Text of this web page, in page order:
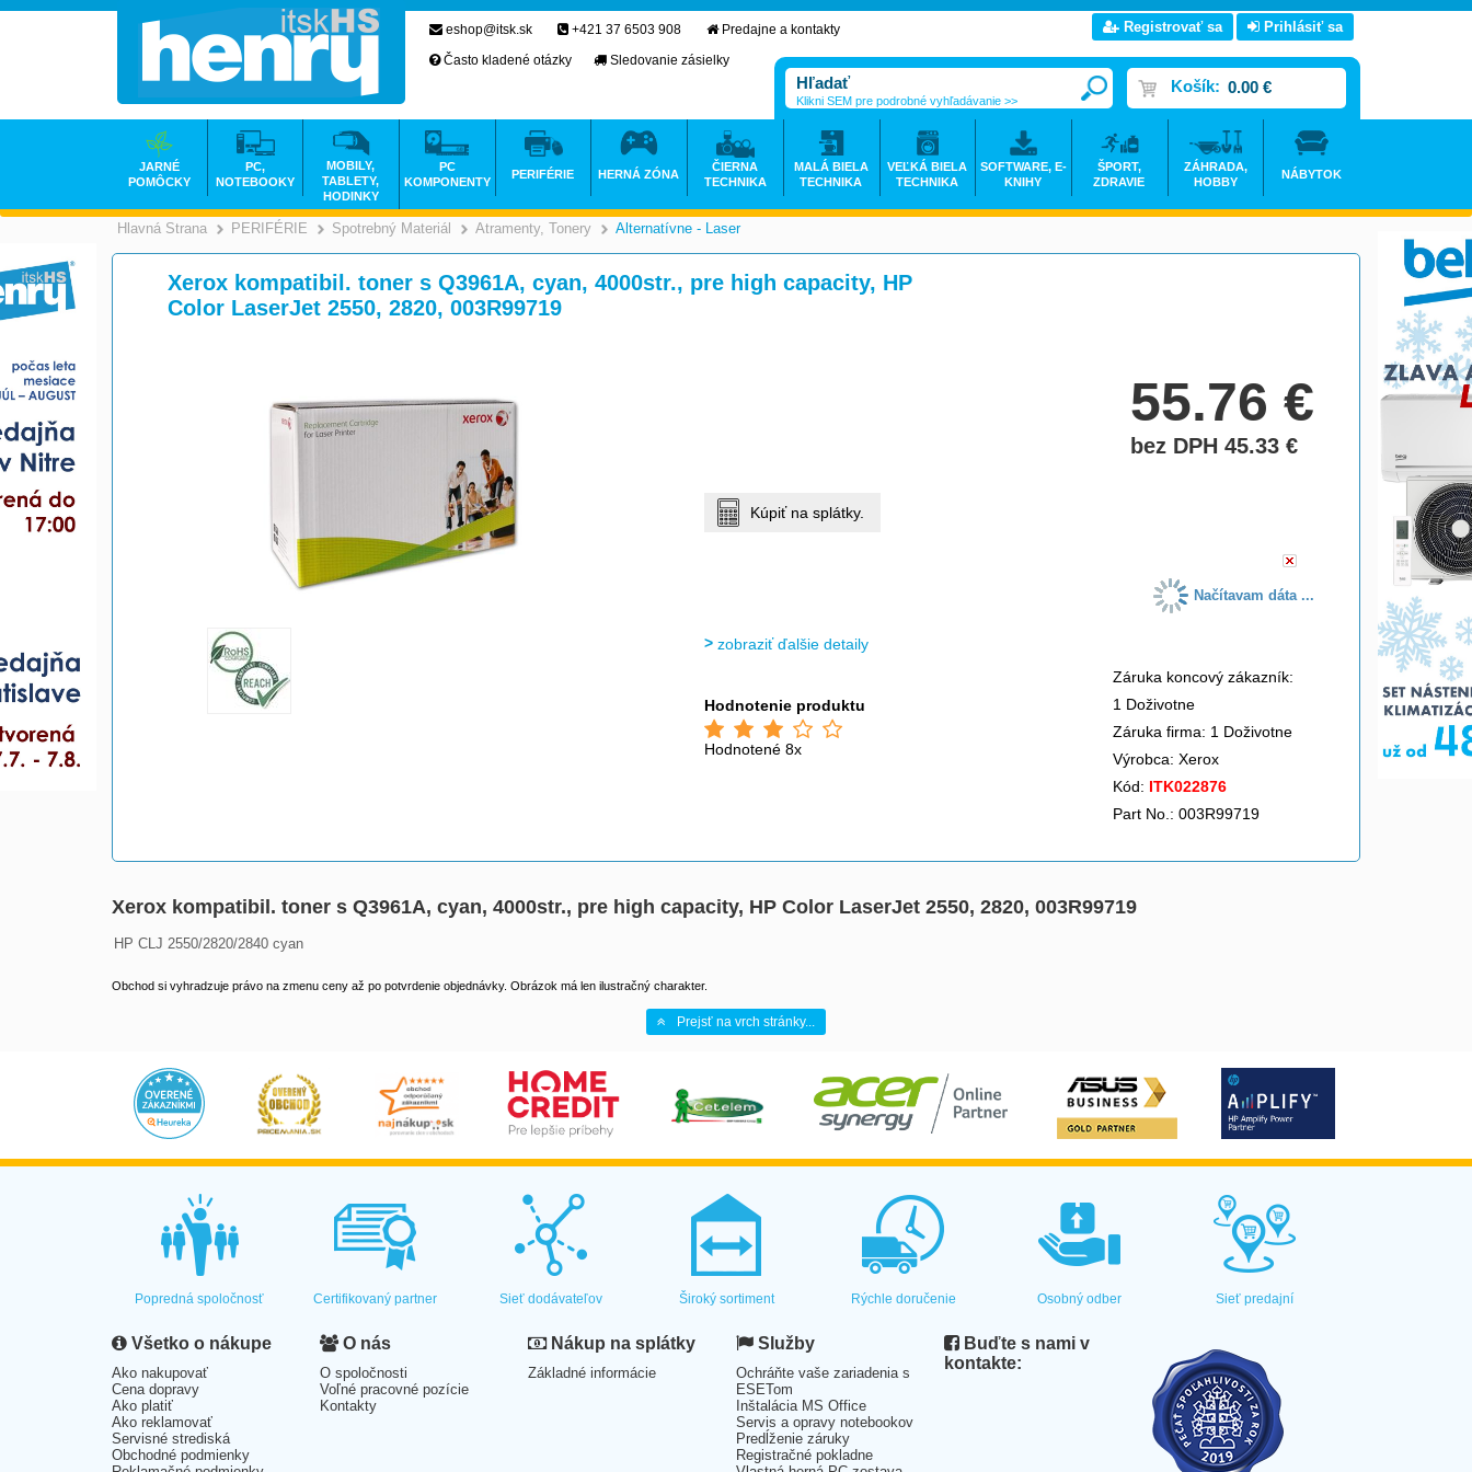
Hlavná Strana >
PERIFÉRIE >
Spotrebný Materiál >
Atramenty, Tonery >
Alternatívne - Laser
Xerox kompatibil. toner s Q3961A, cyan, 4000str., pre high capacity, HP
Color LaserJet 2550, 2820, 003R99719
55.76€
bez DPH 45.33€
Kúpiť na splátky.
Načítavam dáta ...
zobraziť ďalšie detaily
Hodnotenie produktu
Hodnotené 8x
Záruka koncový zákazník:
1 Doživotne
Záruka firma: 1 Doživotne
Výrobca: Xerox
Kód: ITK022876
Part No.: 003R99719
Xerox kompatibil. toner s Q3961A, cyan, 4000str., pre high capacity, HP Color LaserJet 2550, 2820, 003R99719
HP CLJ 2550/2820/2840 cyan
Obchod si vyhradzuje právo na zmenu ceny až po potvrdenie objednávky. Obrázok má len ilustračný charakter.
Prejsť na vrch stránky...
eshop@itsk.sk +421 37 6503 908
Predajne a kontakty
Často kladené otázky
Sledovanie zásielky
Registrovať sa Prihlásiť sa
Košík: 0.00 €
Klikni SEM pre podrobné vyhľadávanie >>
JARNÉ
POMÔCKY
PC,
NOTEBOOKY
MOBILY,
TABLETY,
HODINKY
PC
KOMPONENTY
PERIFÉRIE HERNÁ ZÓNA
ČIERNA
TECHNIKA
MALÁ BIELA
TECHNIKA
VEĽKÁ BIELA
TECHNIKA
SOFTWARE, E-
KNIHY
ŠPORT,
ZDRAVIE
ZÁHRADA,
HOBBY
NÁBYTOK
Popredná spoločnosť Certifikovaný partner Sieť dodávateľov Široký sortiment Rýchle doručenie Osobný odber Sieť predajní
Všetko o nákupe
Ako nakupovať
Cena dopravy
Ako platiť
Ako reklamovať
Servisné strediská
Obchodné podmienky
O nás
O spoločnosti
Voľné pracovné pozície
Kontakty
Nákup na splátky
Základné informácie
Služby
Ochráňte vaše zariadenia s
ESETom
Inštalácia MS Office
Servis a opravy notebookov
Predĺženie záruky
Registračné pokladne
Buďte s nami v
kontakte: